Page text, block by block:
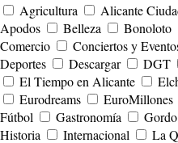
Agricultura
Alicante
Apodos
Belleza Bonoloto
Comercio
Conciertos y
Deportes
Descargar DGT
El Tiempo en Alicante
Eurodreams
EuroMillones
Fútbol
Gastronomía
Historia
Internacional La